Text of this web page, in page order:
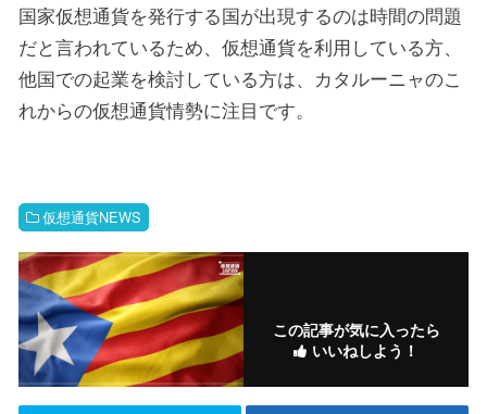
国家仮想通貨を発行する国が出現するのは時間の問題
だと言われているため、仮想通貨を利用している方、
他国での起業を検討している方は、カタルーニャのこ
れからの仮想通貨情勢に注目です。
仮想通貨NEWS
この記事が気に入ったら
いいねしよう！